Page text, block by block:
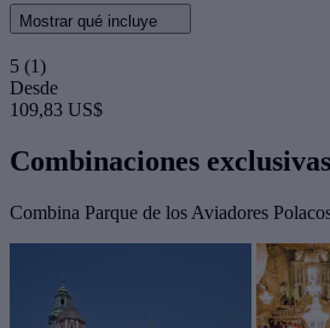
Mostrar qué incluye
5 (1)
Desde
109,83 US$
Combinaciones exclusivas
Combina Parque de los Aviadores